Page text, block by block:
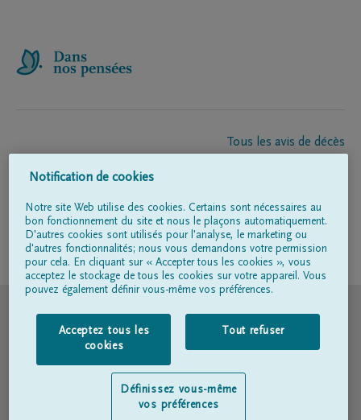
Tous les avis de décès
Entrepreneur de pompes funèbres
Suivez-nous sur
Conditions d'utilisation
Déclaration relative à la vie privée
Déclaration d’accessibilité
Notification de cookies
Notre site Web utilise des cookies. Certains sont nécessaires au
bon fonctionnement du site et nous le plaçons automatiquement.
D'autres cookies sont utilisés pour l'analyse, le marketing ou
d'autres fonctionnalités; nous vous demandons votre permission
pour cela. En cliquant sur « Accepter tous les cookies », vous
acceptez le stockage de tous les cookies sur votre appareil. Vous
pouvez également définir vous-même vos préférences.
Acceptez tous les
cookies
Tout refuser
Définissez vous-même
vos préférences